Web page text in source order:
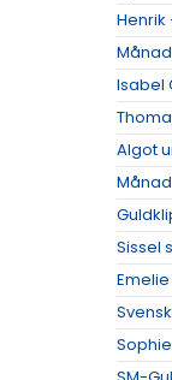
Isabel
Algot
Sissel